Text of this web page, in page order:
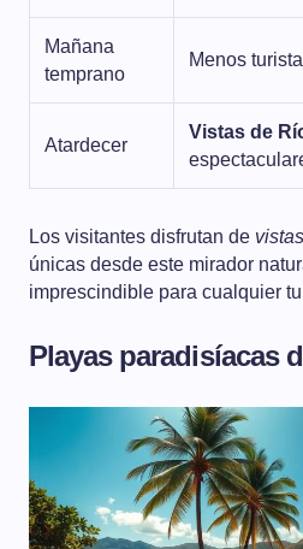
Mañana
temprano
Menos
Atardecer
Vistas de
Los visitantes disfrutan de
únicas desde este mirador
imprescindible para cualquier
Playas paradisíacas